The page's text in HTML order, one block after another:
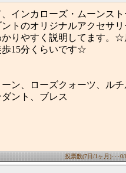
インカローズ・ムーンスト
トのオリジナルアクセサリ
りやすく説明してます。
15分くらいです☆
ン、ローズクォーツ、ル
ント、ブレス
投票数(7日/1ヶ月)･･･